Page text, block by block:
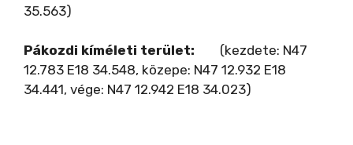
35.563)
Pákozdi kíméleti terület: (kezdete: N47
12.783 E18 34.548, közepe: N47 12.932 E18
34.441, vége: N47 12.942 E18 34.023)